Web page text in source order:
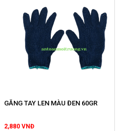
GĂNG TAY LEN MÀU ĐEN 60GR
2,880 VNĐ